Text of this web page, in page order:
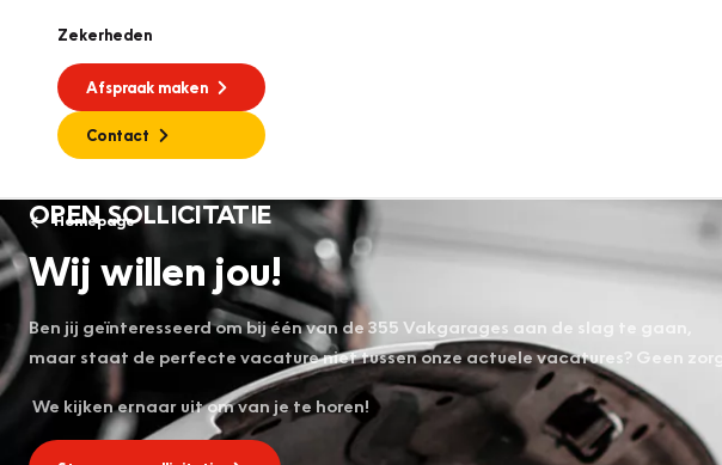
Zekerheden
Afspraak maken
Contact
Homepage
OPEN SOLLICITATIE
Wij willen jou!
Ben jij geïnteresseerd om bij één van de 355 Vakgarages aan de slag te gaan,
maar staat de perfecte vacature niet tussen onze actuele vacatures? Geen
We kijken ernaar uit om van je te horen!